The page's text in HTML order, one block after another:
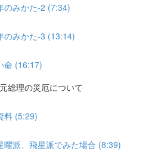
のみかた-2 (7:34)
のみかた-3 (13:14)
命 (16:17)
総理の災厄について
料 (5:29)
派、飛星派でみた場合 (8:39)